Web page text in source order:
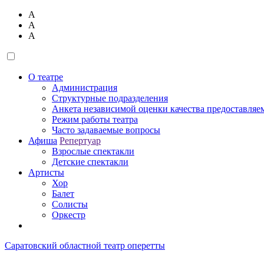
А
А
А
О театре
Администрация
Структурные подразделения
Анкета независимой оценки качества
Режим работы театра
Часто задаваемые вопросы
Афиша Репертуар
Взрослые спектакли
Детские спектакли
Артисты
Хор
Балет
Солисты
Оркестр
Саратовский областной театр оперетты